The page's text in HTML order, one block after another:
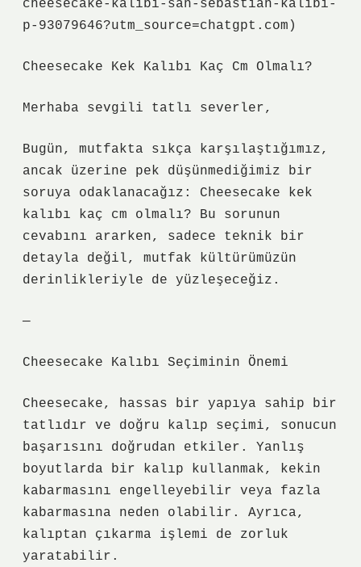
cheesecake-kalibi-san-sebastian-kalibi-
p-93079646?utm_source=chatgpt.com)
Cheesecake Kek Kalıbı Kaç Cm Olmalı?
Merhaba sevgili tatlı severler,
Bugün, mutfakta sıkça karşılaştığımız,
ancak üzerine pek düşünmediğimiz bir
soruya odaklanacağız: Cheesecake kek
kalıbı kaç cm olmalı? Bu sorunun
cevabını ararken, sadece teknik bir
detayla değil, mutfak kültürümüzün
derinlikleriyle de yüzleşeceğiz.
—
Cheesecake Kalıbı Seçiminin Önemi
Cheesecake, hassas bir yapıya sahip bir
tatlıdır ve doğru kalıp seçimi, sonucun
başarısını doğrudan etkiler. Yanlış
boyutlarda bir kalıp kullanmak, kekin
kabarmasını engelleyebilir veya fazla
kabarmasına neden olabilir. Ayrıca,
kalıptan çıkarma işlemi de zorluk
yaratabilir.